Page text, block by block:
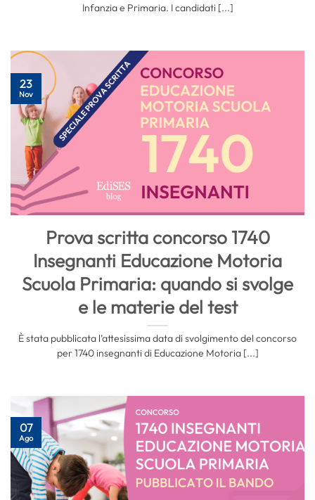
Infanzia e Primaria. I candidati [...]
Prova scritta concorso 1740
Insegnanti Educazione Motoria
Scuola Primaria: quando si svolge
e le materie del test
È stata pubblicata l’attesissima data di svolgimento del concorso
per 1740 insegnanti di Educazione Motoria [...]
23
Nov
07
Ago